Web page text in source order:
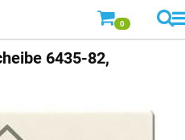
0
6435-82,